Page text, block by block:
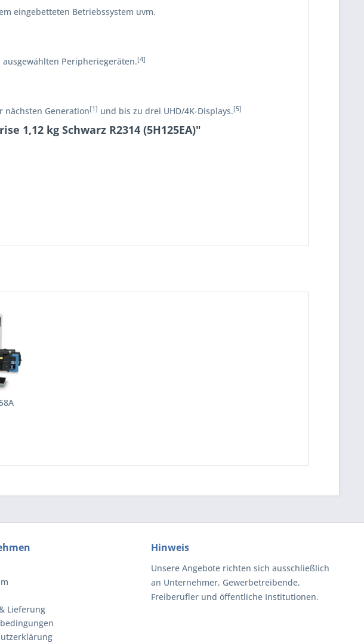
eingebetteten Betriebssystem uvm.
Peripheriegeräten.[4]
nächsten Generation[1] und bis zu drei UHD/4K-Displays.[5]
1,12 kg Schwarz R2314 (5H125EA)"
Lieferung
Hinweis
Unsere Angebote richten sich ausschließlich
an Unternehmer, Gewerbetreibende,
Freiberufler und öffentliche Institutionen.